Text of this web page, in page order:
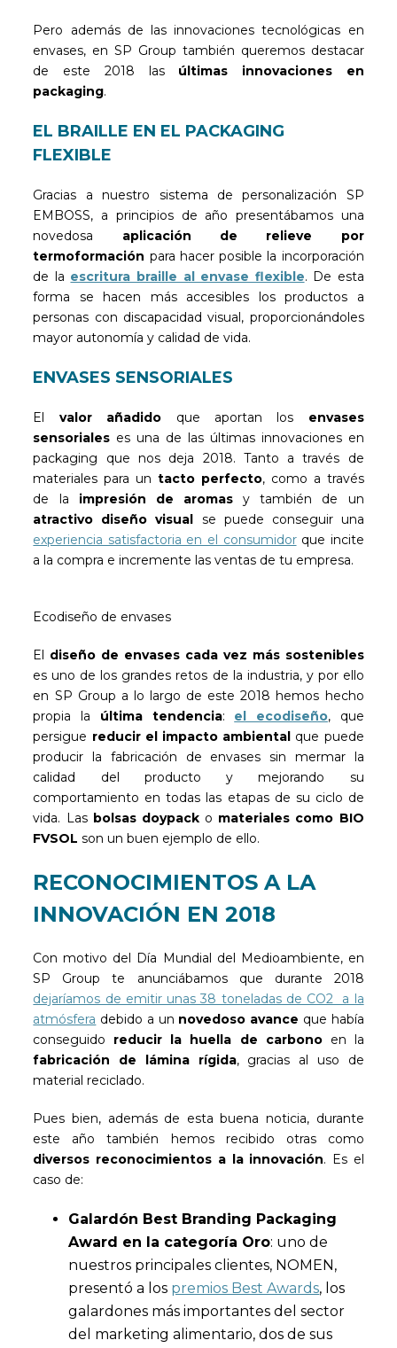
Pero además de las innovaciones tecnológicas en
envases, en SP Group también queremos destacar
de este 2018 las últimas innovaciones en
packaging.
EL BRAILLE EN EL PACKAGING
FLEXIBLE
Gracias a nuestro sistema de personalización SP
EMBOSS, a principios de año presentábamos una
novedosa aplicación de relieve por
termoformación para hacer posible la incorporación
de la escritura braille al envase flexible. De esta
forma se hacen más accesibles los productos a
personas con discapacidad visual, proporcionándoles
mayor autonomía y calidad de vida.
ENVASES SENSORIALES
El valor añadido que aportan los envases
sensoriales es una de las últimas innovaciones en
packaging que nos deja 2018. Tanto a través de
materiales para untacto perfecto, como a través
de la impresión de aromas y también de un
atractivo diseño visual se puede conseguir una
experiencia satisfactoria en el consumidorque incite
a la compra e incremente las ventas de tu empresa.
Ecodiseño de envases
El diseño de envases cada vez más sostenibles
es uno de los grandes retos de la industria, y por ello
en SP Group a lo largo de este 2018 hemos hecho
propia la última tendencia: el ecodiseño, que
persigue reducir el impacto ambiental que puede
producir la fabricación de envases sin mermar la
calidad del producto y mejorando su
comportamiento en todas las etapas de su ciclo de
vida. Las bolsas doypacko materiales como BIO
FVSOL son un buen ejemplo de ello.
RECONOCIMIENTOS A LA
INNOVACIÓN EN 2018
Con motivo del Día Mundial del Medioambiente, en
SP Group te anunciábamos que durante 2018
dejaríamos de emitir unas 38 toneladas de CO2 a la
atmósfera debido a un novedoso avance que había
conseguido reducir la huella de carbonoen la
fabricación de lámina rígida, gracias al uso de
material reciclado.
Pues bien, además de esta buena noticia, durante
este año también hemos recibido otras como
diversos reconocimientos a la innovación. Es el
caso de:
Galardón Best Branding Packaging
Award en la categoría Oro: uno de
nuestros principales clientes, NOMEN,
presentó a los premios Best Awards, los
galardones más importantes del sector
del marketing alimentario, dos de sus